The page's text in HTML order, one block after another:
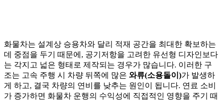
화물차는 설계상 승용차와 달리 적재 공간을 최대한 확보하는
데 중점을 두기 때문에, 공기저항을 고려한 유선형 디자인보다
는 각지고 넓은 형태로 제작되는 경우가 많습니다. 이러한 구
조는 고속 주행 시 차량 뒤쪽에 많은 와류(소용돌이)가 발생하
게 하고, 결국 차량의 연비를 낮추는 원인이 됩니다. 연료 소비
가 증가하면 화물차 운행의 수익성에 직접적인 영향을 주기 때